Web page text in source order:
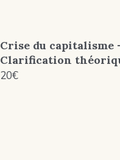
Crise du capitalisme
Clarification
20€